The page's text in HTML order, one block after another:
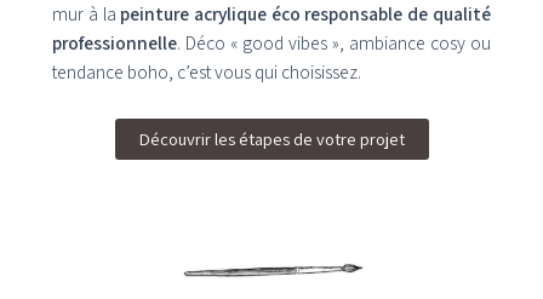
mur à la peinture acrylique éco responsable de qualité
professionnelle. Déco « good vibes », ambiance cosy ou
tendance boho, c’est vous qui choisissez.
Découvrir les étapes de votre projet